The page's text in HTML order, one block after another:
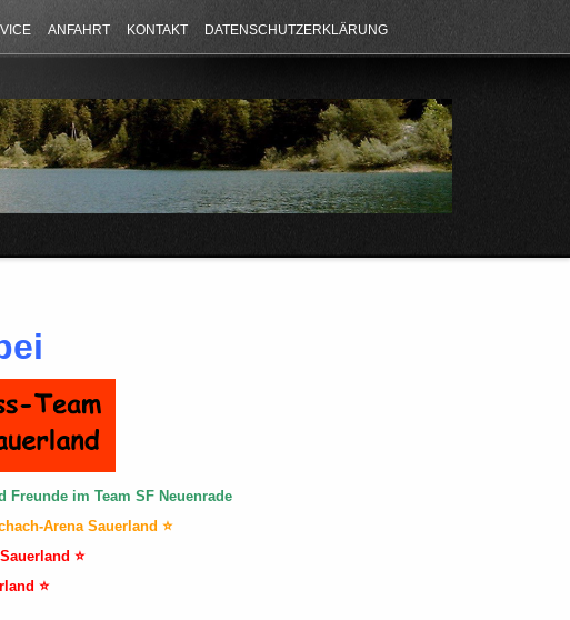
ANFAHRT KONTAKT
DATENSCHUTZERKLÄRUNG
im Team SF Neuenrade
Arena Sauerland ⭐
⭐
⭐